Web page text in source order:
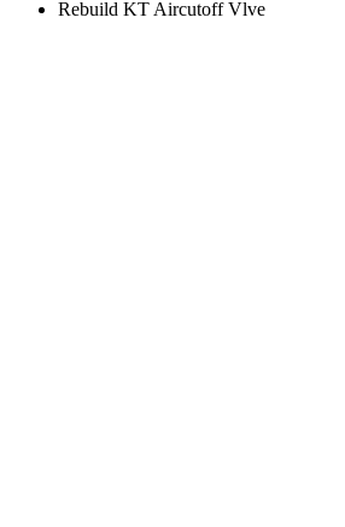
Rebuild KT Aircutoff Vlve